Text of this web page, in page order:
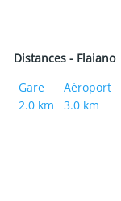
Distances - Flaiano
Gare
2.0 km
Aéroport
3.0 km